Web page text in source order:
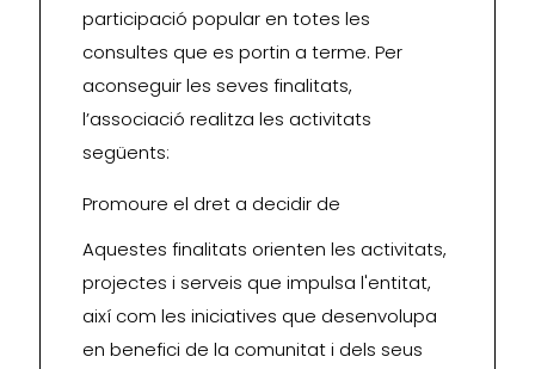
participació popular en totes les
consultes que es portin a terme. Per
aconseguir les seves finalitats,
l’associació realitza les activitats
següents:
Promoure el dret a decidir de
Aquestes finalitats orienten les activitats,
projectes i serveis que impulsa l'entitat,
així com les iniciatives que desenvolupa
en benefici de la comunitat i dels seus